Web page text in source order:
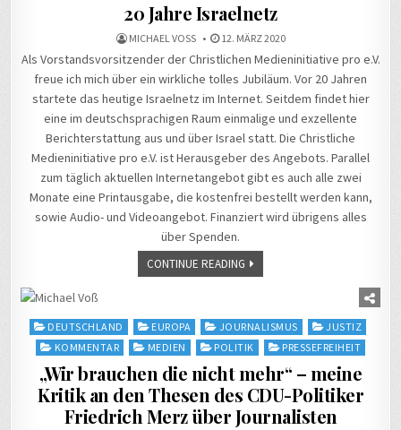
20 Jahre Israelnetz
MICHAEL VOSS 12. MÄRZ 2020
Als Vorstandsvorsitzender der Christlichen Medieninitiative pro e.V.
freue ich mich über ein wirkliche tolles Jubiläum. Vor 20 Jahren
startete das heutige Israelnetz im Internet. Seitdem findet hier
eine im deutschsprachigen Raum einmalige und exzellente
Berichterstattung aus und über Israel statt. Die Christliche
Medieninitiative pro e.V. ist Herausgeber des Angebots. Parallel
zum täglich aktuellen Internetangebot gibt es auch alle zwei
Monate eine Printausgabe, die kostenfrei bestellt werden kann,
sowie Audio- und Videoangebot. Finanziert wird übrigens alles
über Spenden.
CONTINUE READING
Posted
in
DEUTSCHLAND EUROPA JOURNALISMUS
JUSTIZ
KOMMENTAR
MEDIEN POLITIK PRESSEFREIHEIT
„Wir brauchen die nicht mehr“ – meine
Kritik an den Thesen des CDU-Politiker
Friedrich Merz über Journalisten